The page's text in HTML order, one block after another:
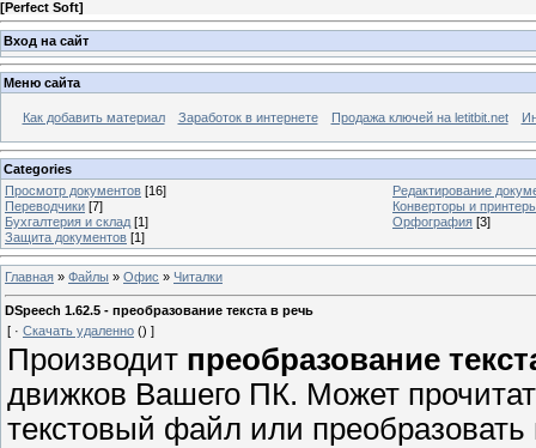
[Perfect Soft]
Вход на сайт
Меню сайта
Как добавить материал Заработок в интернете Продажа ключей на letitbit.net
Categories
Просмотр документов [16]
Редактирование
Переводчики [7]
Конверторы и
Бухгалтерия и склад [1] Орфография [3]
Защита документов [1]
Главная » Файлы » Офис » Читалки
DSpeech 1.62.5 - преобразование текста в речь
[ · Скачать удаленно () ]
Производит преобразование
движков Вашего ПК. Может
текстовый файл или